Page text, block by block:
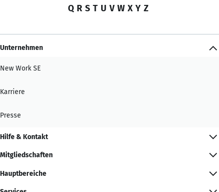
Q R S T U V W X Y Z
Unternehmen
New Work SE
Karriere
Presse
Hilfe & Kontakt
Mitgliedschaften
Hauptbereiche